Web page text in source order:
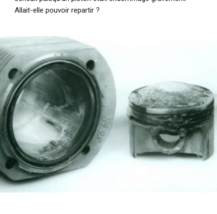
Allait-elle pouvoir repartir ?